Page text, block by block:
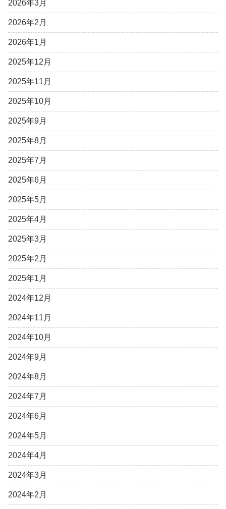
2026年3月
2026年2月
2026年1月
2025年12月
2025年11月
2025年10月
2025年9月
2025年8月
2025年7月
2025年6月
2025年5月
2025年4月
2025年3月
2025年2月
2025年1月
2024年12月
2024年11月
2024年10月
2024年9月
2024年8月
2024年7月
2024年6月
2024年5月
2024年4月
2024年3月
2024年2月